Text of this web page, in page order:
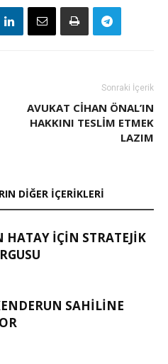
Sonraki İçerik
AVUKAT CIHAN ÖNAL’IN
HAKKINI TESLIM ETMEK
LAZIM
DIĞER İÇERIKLERI
HATAY İÇIN STRATEJIK
SAHİLİNE